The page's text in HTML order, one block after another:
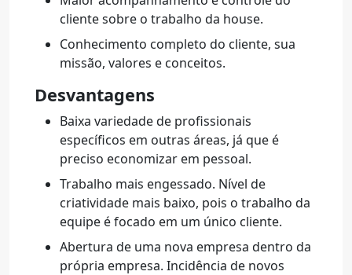
cliente sobre o trabalho da house.
Conhecimento completo do cliente, sua
missão, valores e conceitos.
Desvantagens
Baixa variedade de profissionais
específicos em outras áreas, já que é
preciso economizar em pessoal.
Trabalho mais engessado. Nível de
criatividade mais baixo, pois o trabalho da
equipe é focado em um único cliente.
Abertura de uma nova empresa dentro da
própria empresa. Incidência de novos